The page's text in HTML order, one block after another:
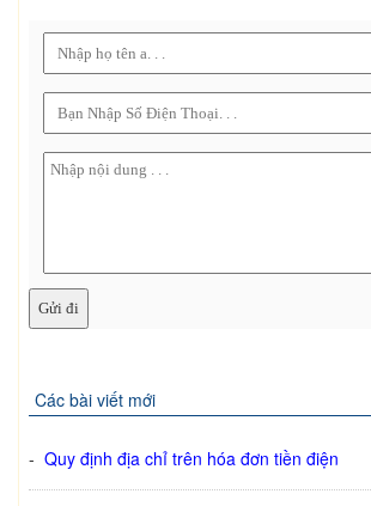
Các bài viết mới
- Quy định địa chỉ trên hóa đơn tiền điện